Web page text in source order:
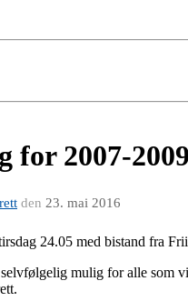
for 2007-
den 23. mai 2016
24.05 med bistand fra
mulig for alle som